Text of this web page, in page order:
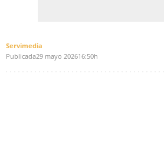
Servimedia
Publicada29 mayo 202616:50h